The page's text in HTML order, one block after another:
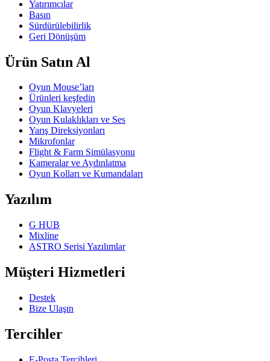
Yatırımcılar
Basın
Sürdürülebilirlik
Geri Dönüşüm
Ürün Satın Al
Oyun Mouse’ları
Ürünleri keşfedin
Oyun Klavyeleri
Oyun Kulaklıkları ve Ses
Yarış Direksiyonları
Mikrofonlar
Flight & Farm Simülasyonu
Kameralar ve Aydınlatma
Oyun Kolları ve Kumandaları
Yazılım
G HUB
Mixline
ASTRO Serisi Yazılımlar
Müşteri Hizmetleri
Destek
Bize Ulaşın
Tercihler